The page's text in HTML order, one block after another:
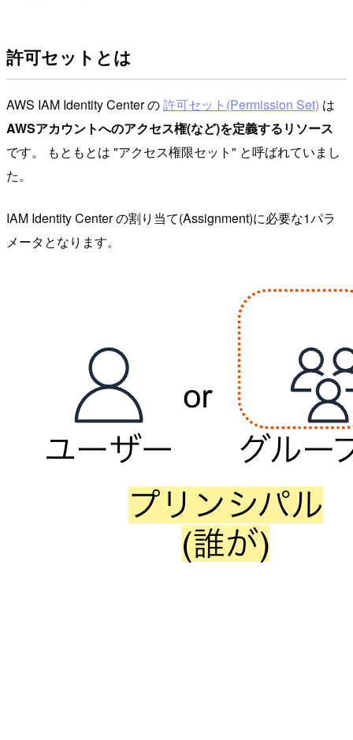
許可セットとは
AWS IAM Identity Center の許可セット(Permission Set) は
AWSアカウントへのアクセス権(など)を定義するリソース
です。 もともとは "アクセス権限セット" と呼ばれていまし
た。
IAM Identity Center の割り当て(Assignment)に必要な1パラ
メータとなります。